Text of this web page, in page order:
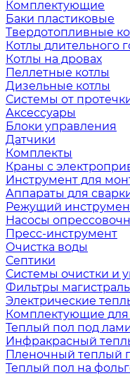
Комплектующие
Баки пластиковые
Твердотопливные
Котлы длительного
Котлы на дровах
Пеллетные котлы
Дизельные котлы
Системы от
Аксессуары
Блоки управления
Датчики
Комплекты
Краны с
Инструмент для
Аппараты для
Режущий
Насосы
Пресс-инструмент
Очистка воды
Септики
Системы очистки и
Фильтры
Электрические
Комплектующие для
Теплый пол под
Инфракрасный
Пленочный теплый
Теплый пол на